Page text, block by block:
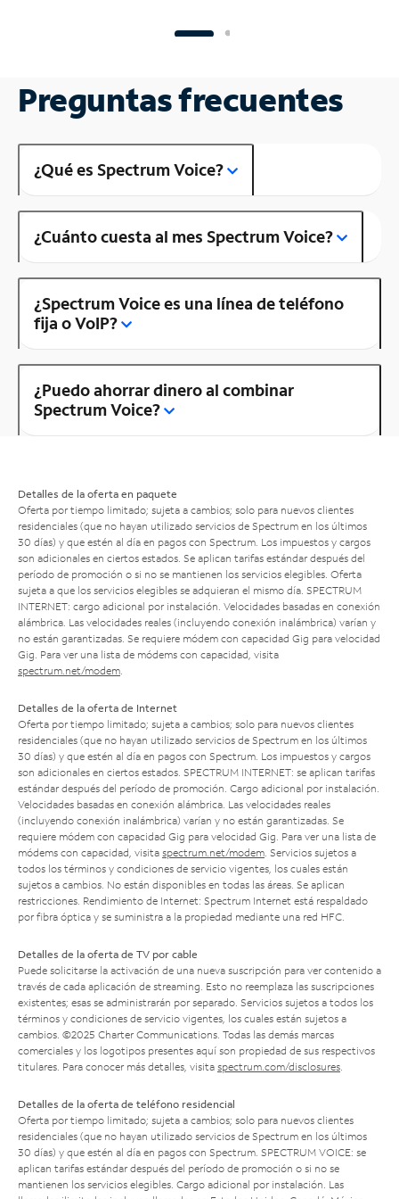
Preguntas frecuentes
¿Qué es Spectrum Voice?
¿Cuánto cuesta al mes Spectrum Voice?
¿Spectrum Voice es una línea de teléfono
fija o VoIP?
¿Puedo ahorrar dinero al combinar
Spectrum Voice?
Detalles de la oferta en paquete
Oferta por tiempo limitado; sujeta a cambios; solo para nuevos clientes
residenciales (que no hayan utilizado servicios de Spectrum en los últimos
30 días) y que estén al día en pagos con Spectrum. Los impuestos y cargos
son adicionales en ciertos estados. Se aplican tarifas estándar después del
período de promoción o si no se mantienen los servicios elegibles. Oferta
sujeta a que los servicios elegibles se adquieran el mismo día. SPECTRUM
INTERNET: cargo adicional por instalación. Velocidades basadas en conexión
alámbrica. Las velocidades reales (incluyendo conexión inalámbrica) varían y
no están garantizadas. Se requiere módem con capacidad Gig para velocidad
Gig. Para ver una lista de módems con capacidad, visita
spectrum.net/modem
Detalles de la oferta de Internet
Oferta por tiempo limitado; sujeta a cambios; solo para nuevos clientes
residenciales (que no hayan utilizado servicios de Spectrum en los últimos
30 días) y que estén al día en pagos con Spectrum. Los impuestos y cargos
son adicionales en ciertos estados. SPECTRUM INTERNET: se aplican tarifas
estándar después del período de promoción. Cargo adicional por instalación.
Velocidades basadas en conexión alámbrica. Las velocidades reales
(incluyendo conexión inalámbrica) varían y no están garantizadas. Se
requiere módem con capacidad Gig para velocidad Gig. Para ver una lista de
módems con capacidad, visita spectrum.net/modem . Servicios sujetos a
todos los términos y condiciones de servicio vigentes, los cuales están
sujetos a cambios. No están disponibles en todas las áreas. Se aplican
restricciones. Rendimiento de Internet: Spectrum Internet está respaldado
por fibra óptica y se suministra a la propiedad mediante una red HFC.
Detalles de la oferta de TV por cable
Puede solicitarse la activación de una nueva suscripción para ver contenido a
través de cada aplicación de streaming. Esto no reemplaza las suscripciones
existentes; esas se administrarán por separado. Servicios sujetos a todos los
términos y condiciones de servicio vigentes, los cuales están sujetos a
cambios. ©2025 Charter Communications. Todas las demás marcas
comerciales y los logotipos presentes aquí son propiedad de sus respectivos
titulares. Para conocer más detalles, visita spectrum.com/disclosures
Detalles de la oferta de teléfono residencial
Oferta por tiempo limitado; sujeta a cambios; solo para nuevos clientes
residenciales (que no hayan utilizado servicios de Spectrum en los últimos
30 días) y que estén al día en pagos con Spectrum. SPECTRUM VOICE: se
aplican tarifas estándar después del período de promoción o si no se
mantienen los servicios elegibles. Cargo adicional por instalación. Las